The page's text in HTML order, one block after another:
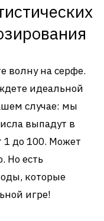
волну на серфе.
идеальной
случае: мы
выпадут в
1 до 100. Может
Но есть
которые
игре!